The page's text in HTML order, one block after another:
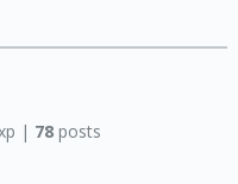
| 78posts